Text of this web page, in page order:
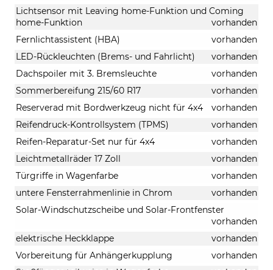
Lichtsensor mit Leaving home-Funktion und Coming
home-Funktion
vorhanden
Fernlichtassistent (HBA)
vorhanden
LED-Rückleuchten (Brems- und Fahrlicht)
vorhanden
Dachspoiler mit 3. Bremsleuchte
vorhanden
Sommerbereifung 215/60 R17
vorhanden
Reserverad mit Bordwerkzeug nicht für 4x4
vorhanden
Reifendruck-Kontrollsystem (TPMS)
vorhanden
Reifen-Reparatur-Set nur für 4x4
vorhanden
Leichtmetallräder 17 Zoll
vorhanden
Türgriffe in Wagenfarbe
vorhanden
untere Fensterrahmenlinie in Chrom
vorhanden
Solar-Windschutzscheibe und Solar-Frontfenster
vorhanden
elektrische Heckklappe
vorhanden
Vorbereitung für Anhängerkupplung
vorhanden